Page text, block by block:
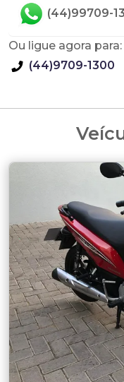
(44)99709-
Ou ligue agora para:
(44)9709-1300